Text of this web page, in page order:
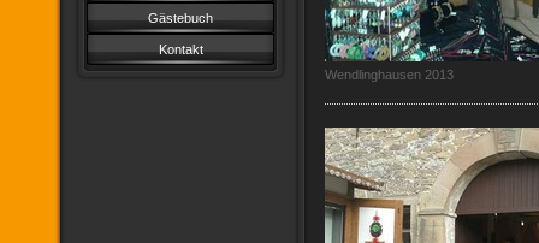
Gästebuch
Kontakt
Wendlinghausen 2013